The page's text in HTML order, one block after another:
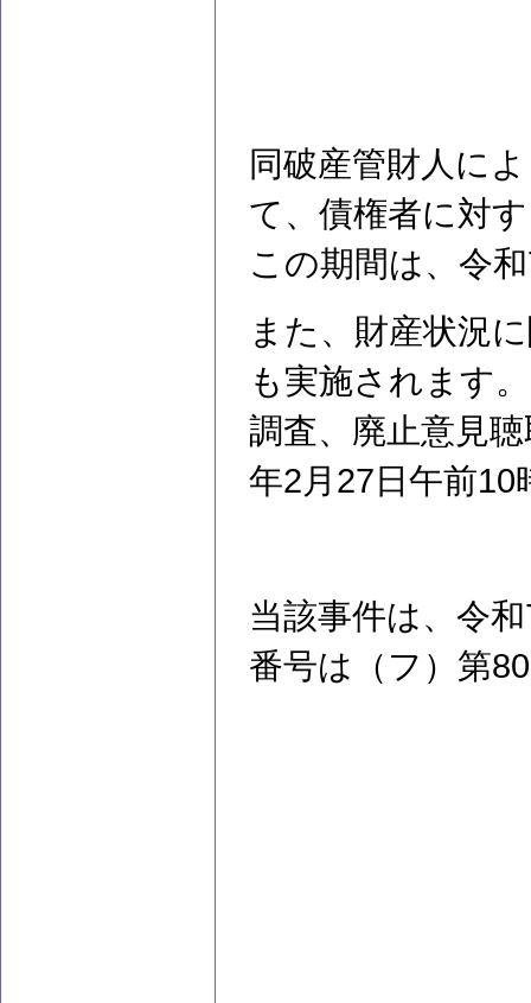
同破産管財人に
て、債権者に対
この期間は、令
また、財産状況
も実施されます
調査、廃止意見
年2月27日午前
当該事件は、令
番号は（フ）第